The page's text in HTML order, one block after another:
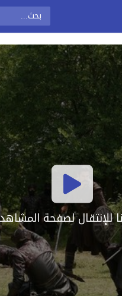
للإنتقال لصفحة